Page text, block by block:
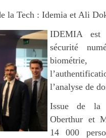
la Tech : Idemia et Ali
IDEMIA est
sécurité
l’analyse de
Issue de la
Oberthur et
14 000